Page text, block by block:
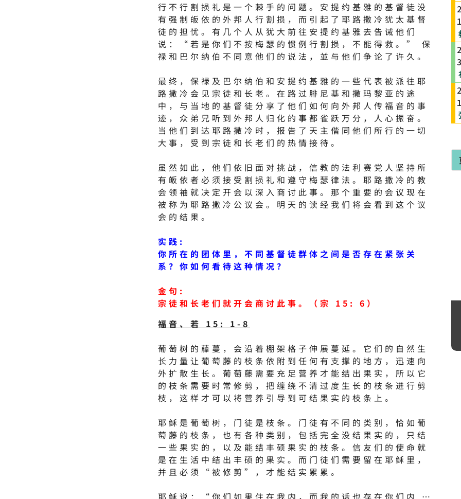
行不行割损礼是一个棘手的问题。安提约基雅的基督徒没
有强制皈依的外邦人行割损，而引起了耶路撒冷犹太基督
徒的担忧。有几个人从犹大前往安提约基雅去告诫他们
说：“若是你们不按梅瑟的惯例行割损，不能得救。” 保
禄和巴尔纳伯不同意他们的说法，並与他们争论了许久。
最终，保禄及巴尔纳伯和安提约基雅的一些代表被派往耶
路撒冷会见宗徒和长老。在路过腓尼基和撒玛黎亚的途
中，与当地的基督徒分享了他们如何向外邦人传福音的事
迹，众弟兄听到外邦人归化的事都雀跃万分，人心振奋。
当他们到达耶路撒冷时，报告了天主偕同他们所行的一切
大事，受到宗徒和长老们的热情接待。
虽然如此，他们依旧面对挑战，信教的法利赛党人坚持所
有皈依者必须接受割损礼和遵守梅瑟律法。耶路撒冷的教
会领袖就决定开会以深入商讨此事。那个重要的会议现在
被称为耶路撒冷公议会。明天的读经我们将会看到这个议
会的结果。
实践:
你所在的团体里，不同基督徒群体之间是否存在紧张关
系？你如何看待这种情况？
金句:
宗徒和长老们就开会商讨此事。（宗 15: 6）
福音、若 15: 1-8
葡萄树的藤蔓，会沿着棚架格子伸展蔓延。它们的自然生
长力量让葡萄藤的枝条依附到任何有支撑的地方，迅速向
外扩散生长。葡萄藤需要充足营养才能结出果实，所以它
的枝条需要时常修剪，把缠绕不清过度生长的枝条进行剪
枝，这样才可以将营养引导到可结果实的枝条上。
耶稣是葡萄树，门徒是枝条。门徒有不同的类别，恰如葡
萄藤的枝条，也有各种类别，包括完全没结果实的，只结
一些果实的，以及能结丰硕果实的枝条。信友们的使命就
是在生活中结出丰硕的果实。而门徒们需要留在耶稣里，
并且必须“被修剪”，才能结实累累。
耶稣说：“你们如果住在我内，而我的话也存在你们内 …